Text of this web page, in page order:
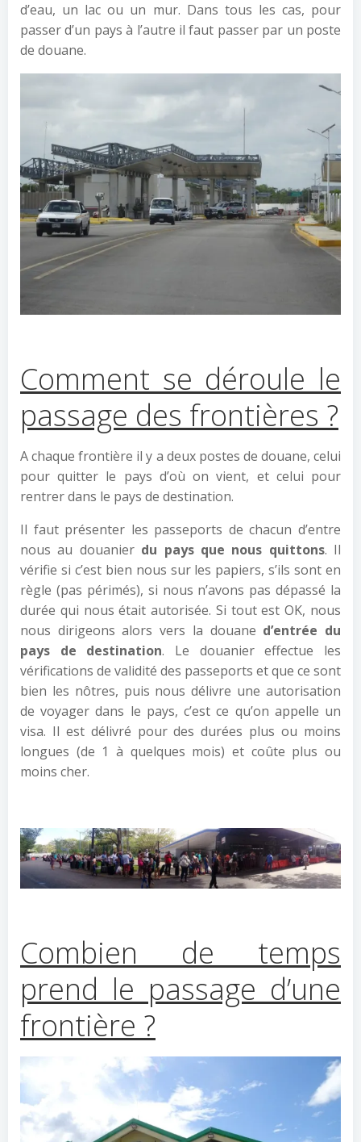
d’eau, un lac ou un mur. Dans tous les cas, pour
passer d’un pays à l’autre il faut passer par un poste
de douane.
Comment se déroule le
passage des frontières ?
A chaque frontière il y a deux postes de douane, celui
pour quitter le pays d’où on vient, et celui pour
rentrer dans le pays de destination.
Il faut présenter les passeports de chacun d’entre
nous au douanier du pays que nous quittons. Il
vérifie si c’est bien nous sur les papiers, s’ils sont en
règle (pas périmés), si nous n’avons pas dépassé la
durée qui nous était autorisée. Si tout est OK, nous
nous dirigeons alors vers la douane d’entrée du
pays de destination. Le douanier effectue les
vérifications de validité des passeports et que ce sont
bien les nôtres, puis nous délivre une autorisation
de voyager dans le pays, c’est ce qu’on appelle un
visa. Il est délivré pour des durées plus ou moins
longues (de 1 à quelques mois) et coûte plus ou
moins cher.
Combien de temps
prend le passage d’une
frontière ?